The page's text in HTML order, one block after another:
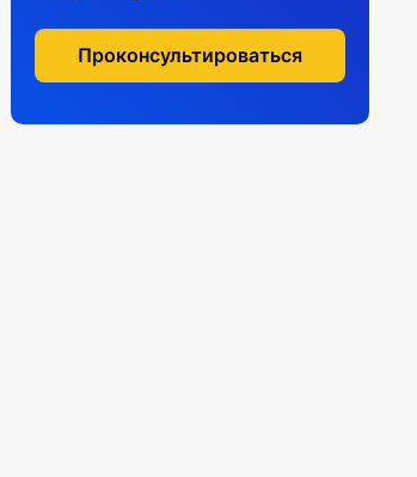
Проконсультироваться